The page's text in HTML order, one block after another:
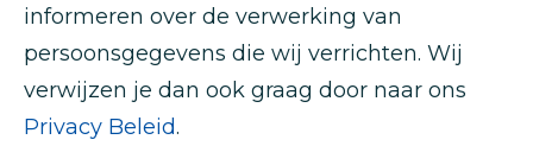
informeren over de verwerking van
persoonsgegevens die wij verrichten. Wij
verwijzen je dan ook graag door naar ons
Privacy Beleid.